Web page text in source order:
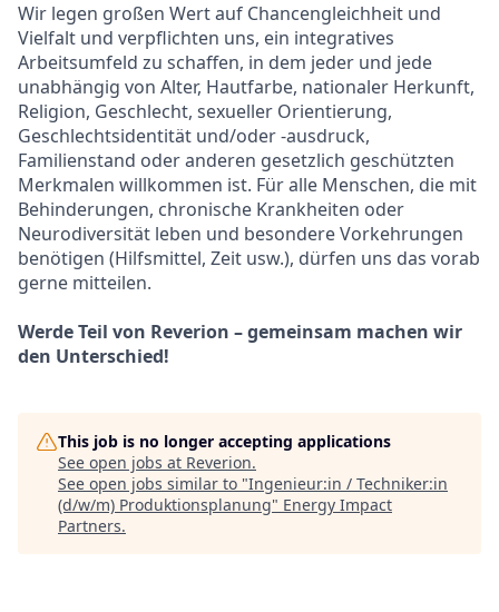
Wir legen großen Wert auf Chancengleichheit und
Vielfalt und verpflichten uns, ein integratives
Arbeitsumfeld zu schaffen, in dem jeder und jede
unabhängig von Alter, Hautfarbe, nationaler Herkunft,
Religion, Geschlecht, sexueller Orientierung,
Geschlechtsidentität und/oder -ausdruck,
Familienstand oder anderen gesetzlich geschützten
Merkmalen willkommen ist. Für alle Menschen, die mit
Behinderungen, chronische Krankheiten oder
Neurodiversität leben und besondere Vorkehrungen
benötigen (Hilfsmittel, Zeit usw.), dürfen uns das vorab
gerne mitteilen.
Werde Teil von Reverion – gemeinsam machen wir
den Unterschied!
This job is no longer accepting applications
See open jobs at Reverion.
See open jobs similar to "Ingenieur:in / Techniker:in
(d/w/m) Produktionsplanung" Energy Impact
Partners.